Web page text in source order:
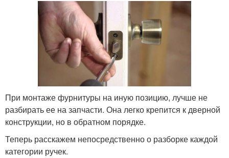
При монтаже фурнитуры на иную позицию, лучше не
разбирать ее на запчасти. Она легко крепится к дверной
конструкции, но в обратном порядке.
Теперь расскажем непосредственно о разборке каждой
категории ручек.